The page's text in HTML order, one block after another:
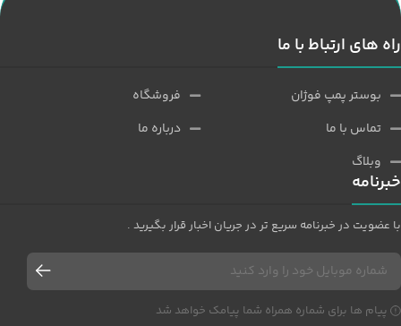
راه های ارتباط با ما
بوستر پمپ فوژان
تماس با ما
وبلاگ
فروشگاه
درباره ما
خبرنامه
با عضویت در خبرنامه سریع تر در جریان اخبار قرار بگیرید .
پیام ها برای شماره همراه شما پیامک خواهد شد